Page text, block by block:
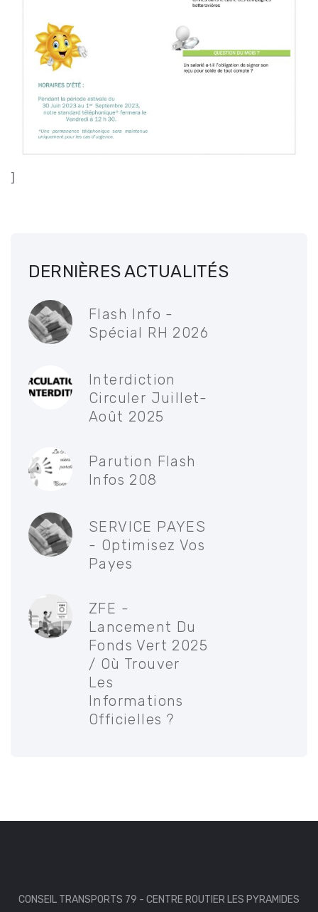
DERNIÈRES ACTUALITÉS
Flash Info -
Spécial RH 2026
Interdiction
Circuler Juillet-
Août 2025
Parution Flash
Infos 208
SERVICE PAYES
- Optimisez Vos
Payes
ZFE -
Lancement Du
Fonds Vert 2025
/ Où Trouver
Les
Informations
Officielles ?
CONSEIL TRANSPORTS 79 - CENTRE ROUTIER LES PYRAMIDES